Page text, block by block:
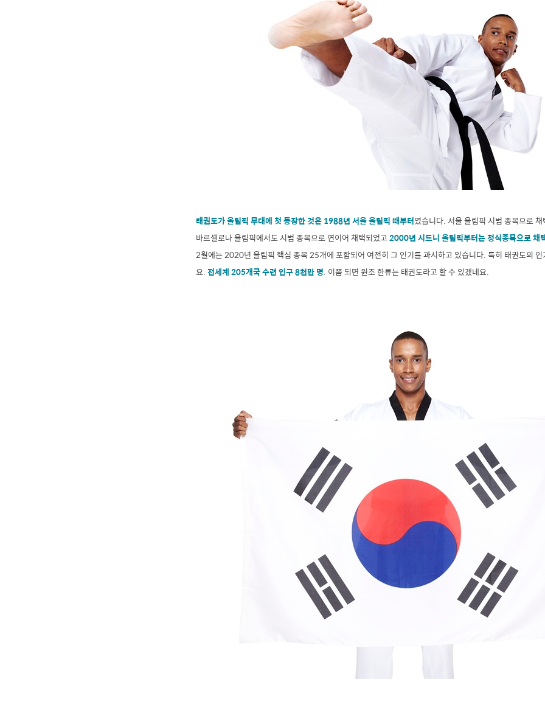
태권도가 올림픽 무대에 첫 등장한 것은 1988년 서울 올림픽 때부터였습니다. 서울 올림픽 시범 종목으로
바르셀로나 올림픽에서도 시범 종목으로 연이어 채택되었고2000년 시드니 올림픽부터는 정식종목으로 채
2월에는 2020년 올림픽 핵심 종목 25개에 포함되어 여전히 그 인기를 과시하고 있습니다. 특히 태권도의 인
요.전세계 205개국 수련 인구 8천만 명. 이쯤 되면 원조 한류는 태권도라고 할 수 있겠네요.